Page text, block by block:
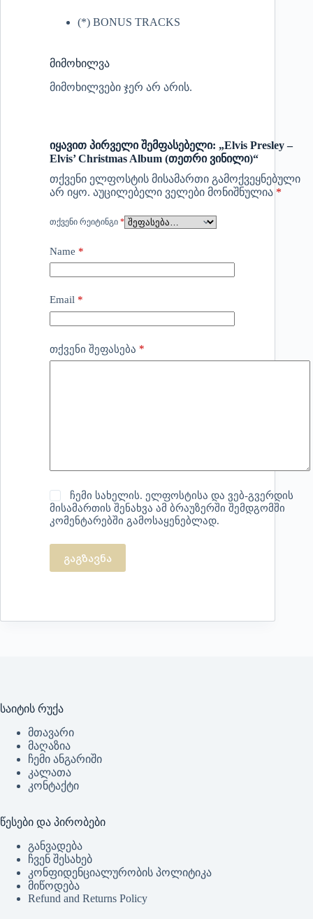
(*) BONUS TRACKS
მიმოხილვა
მიმოხილვები ჯერ არ არის.
იყავით პირველი შემფასებელი: „Elvis Presley –
Elvis’ Christmas Album (თეთრი ვინილი)“
თქვენი ელფოსტის მისამართი გამოქვეყნებული
არ იყო. აუცილებელი ველები მონიშნულია *
ᲗᲥᲕᲔᲜᲘ ᲠᲔᲘᲢᲘᲜᲒᲘ *
Name *
Email *
თქვენი შეფასება *
ჩემი სახელის. ელფოსტისა და ვებ-გვერდის
მისამართის შენახვა ამ ბრაუზერში შემდგომში
კომენტარებში გამოსაყენებლად.
გაგზავნა
საიტის რუქა
მთავარი
მაღაზია
ჩემი ანგარიში
კალათა
კონტაქტი
წესები და პირობები
განვადება
ჩვენ შესახებ
კონფიდენციალურობის პოლიტიკა
მიწოდება
Refund and Returns Policy